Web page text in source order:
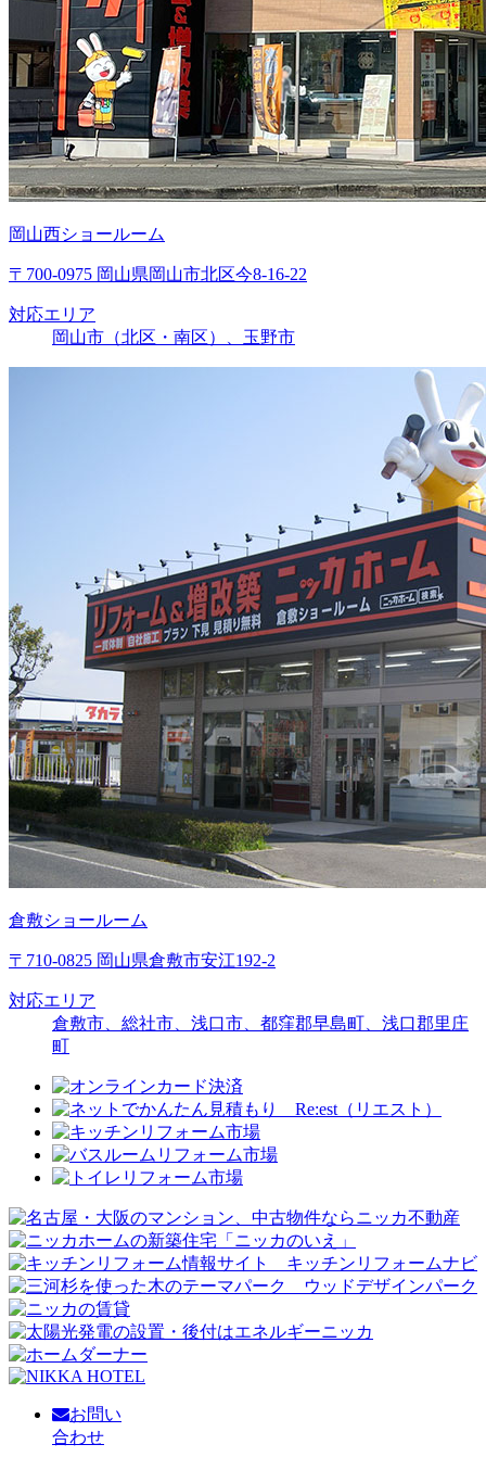
岡山西ショールーム
〒700-0975 岡山県岡山市北区今8-16-22
対応エリア
岡山市（北区・南区）、玉野市
倉敷ショールーム
〒710-0825 岡山県倉敷市安江192-2
対応エリア
倉敷市、総社市、浅口市、都窪郡早島町、浅口郡里庄
町
お問い
合わせ